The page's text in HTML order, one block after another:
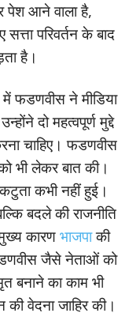
पेश आने वाला है,
परिवर्तन के बाद
है।
में फडणवीस ने मीडिया
दो महत्वपूर्ण मुद्दे
चाहिए। फडणवीस
भी लेकर बात की।
कभी नहीं हुई।
बदले की राजनीति
कारणभाजपाकी
जैसे नेताओं को
बनाने का काम भी
वेदना जाहिर की।